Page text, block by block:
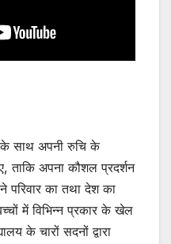
के साथ अपनी रुचि के
ताकि अपना कौशल प्रदर्शन
का तथा देश का
में विभिन्न प्रकार के खेल
के चारों सदनों द्वारा